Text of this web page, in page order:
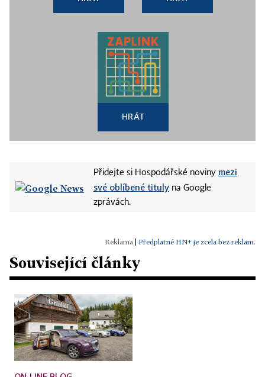
HRÁT
Přidejte si Hospodářské noviny mezi
své oblíbené tituly na Google
zprávách.
Předplatné HN+ je zcela bez reklam.
Související články